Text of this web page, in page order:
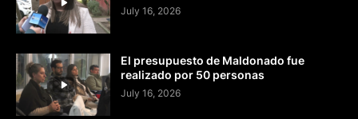
July 16, 2026
El presupuesto de Maldonado fue
realizado por 50 personas
July 16, 2026